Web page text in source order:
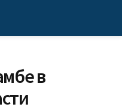
в